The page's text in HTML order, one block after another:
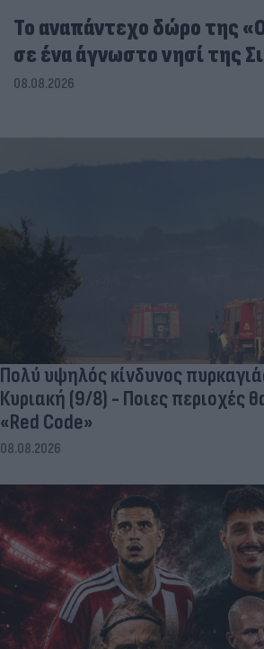
To αναπάντεχο δώρο της
σε ένα άγνωστο νησί της
08.08.2026
Πολύ υψηλός κίνδυνος
Κυριακή (9/8) - Ποιες περιοχές
«Red Code»
08.08.2026